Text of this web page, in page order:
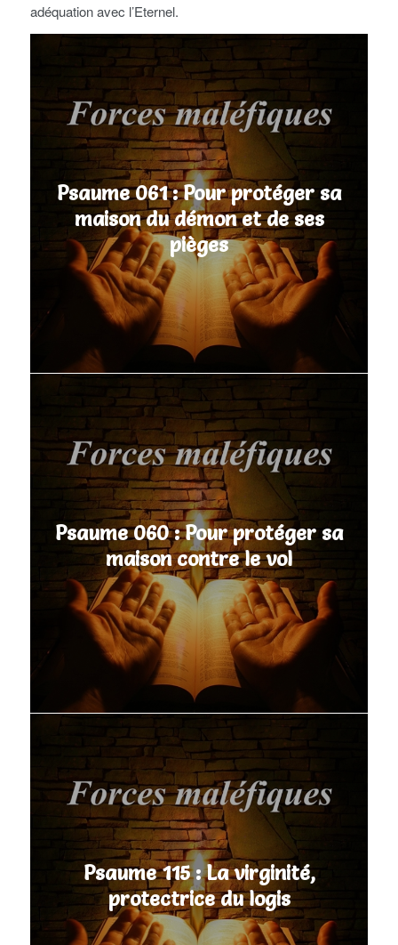
adéquation avec l’Eternel.
Psaume 061 : Pour protéger sa
maison du démon et de ses
pièges
Psaume 060 : Pour protéger sa
maison contre le vol
Psaume 115 : La virginité,
protectrice du logis